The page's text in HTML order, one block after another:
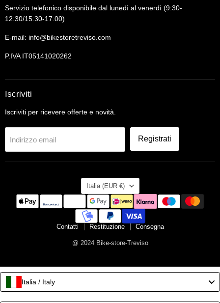
Servizio telefonico disponibile dal lunedì al venerdì (9:30-
12:30/15:30-17:00)
E-mail: info@bikestoretreviso.com
P.IVA IT05141020262
Iscriviti
Iscriviti per ricevere offerte e novità.
Indirizzo email Registrati
Nazione
Italia (EUR €)
Contatti Restituzione Consegna
@ 2024 Bike-store-Treviso
Italia / Italy